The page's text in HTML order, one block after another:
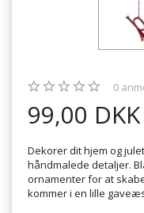
0
99,00 DKK
Dekorer dit hjem og
håndmalede detaljer.
ornamenter for at
kommer i en lille